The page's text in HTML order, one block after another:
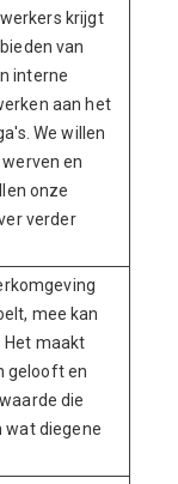
krijgt
van
interne
aan het
We willen
en
onze
verder
mee kan
Het maakt
gelooft en
die
wat diegene